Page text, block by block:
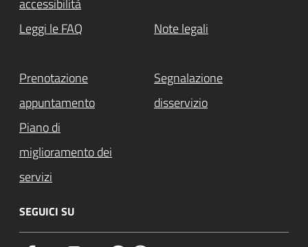
Leggi le FAQ Note legali
Prenotazione
appuntamento
Segnalazione
disservizio
Piano di
miglioramento dei
servizi
SEGUICI SU